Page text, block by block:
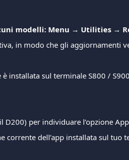
modelli: Menu → Utilities →
in modo che gli aggiornamenti
installata sul terminale S800 /
per individuare l’opzione
corrente dell’app installata sul tuo